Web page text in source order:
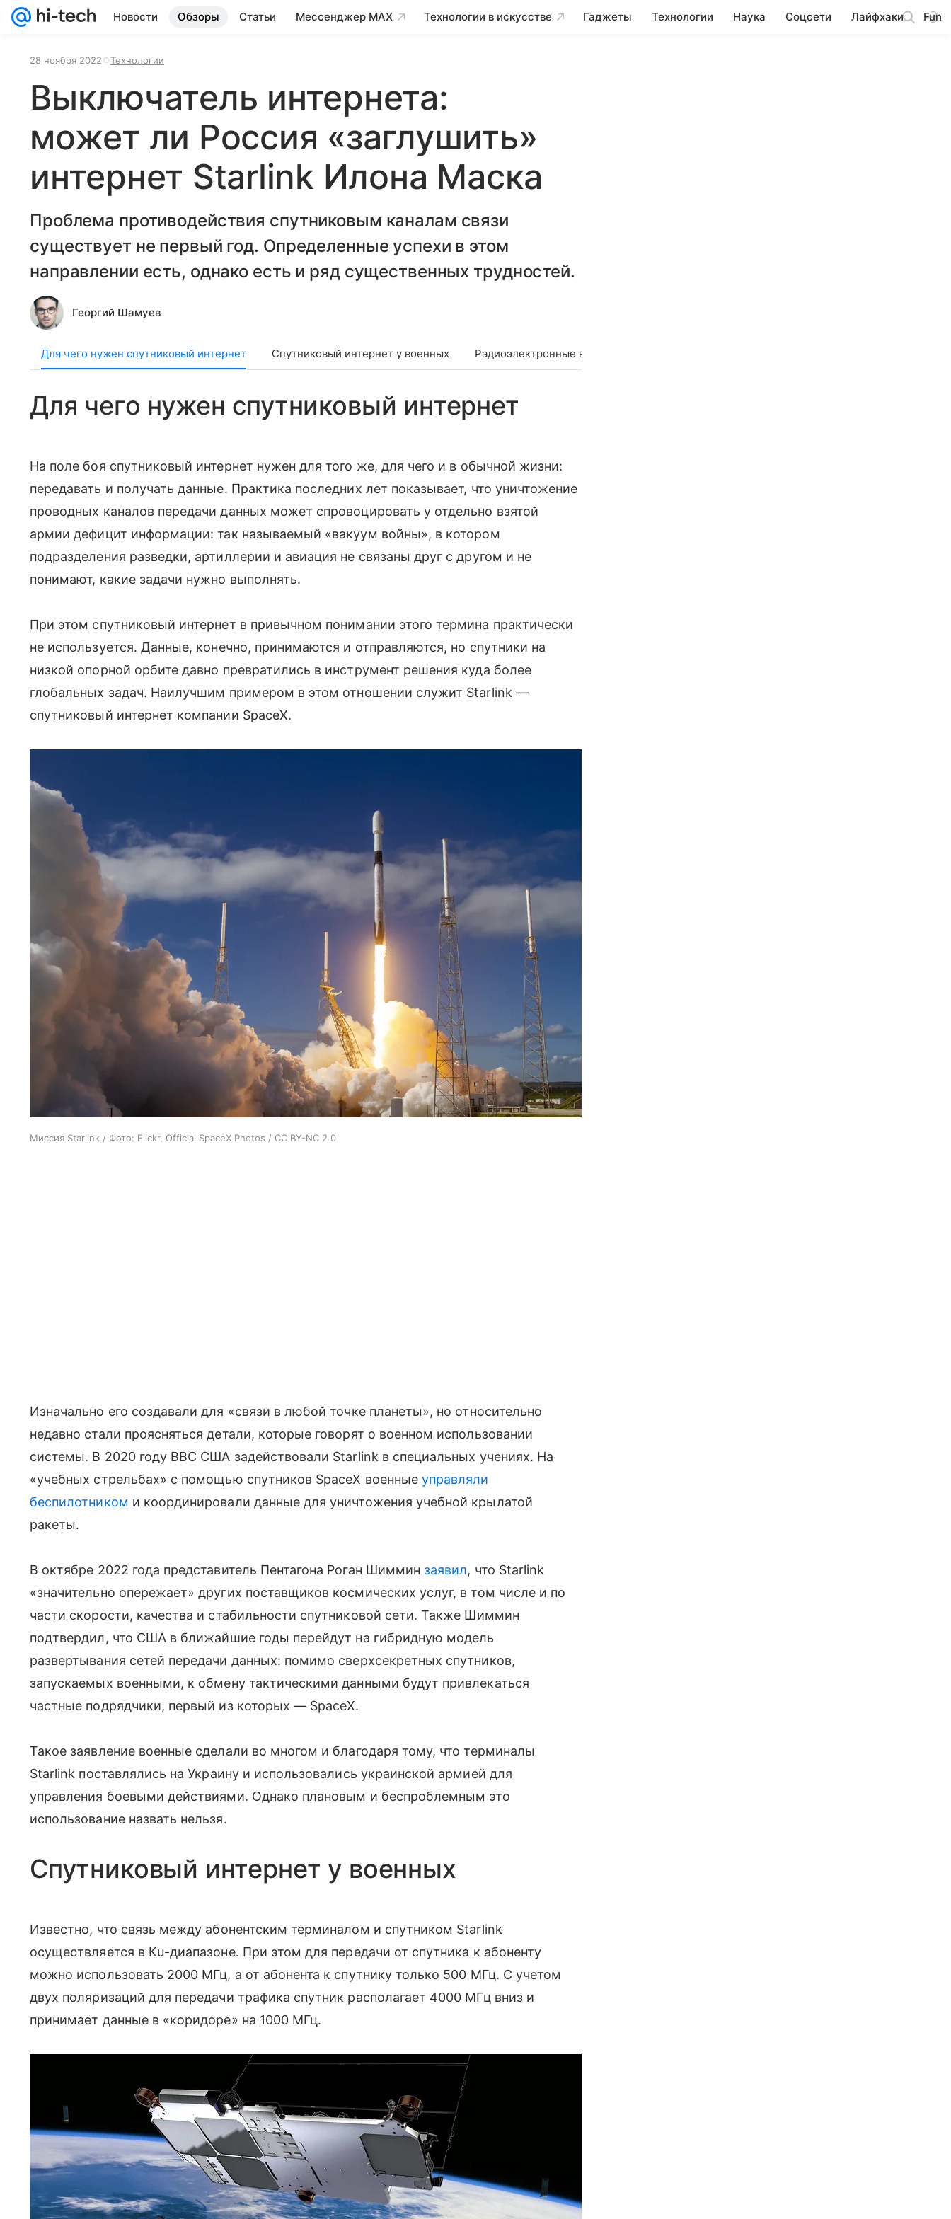
Новости Обзоры Статьи Мессенджер MAX Технологии в искусстве Гаджеты Технологии Наука Соцсети Лайфхаки Fun
28 ноября 2022 Технологии
Выключатель интернета:
может ли Россия «заглушить»
интернет Starlink Илона Маска
Проблема противодействия спутниковым каналам связи
существует не первый год. Определенные успехи в этом
направлении есть, однако есть и ряд существенных трудностей.
Георгий Шамуев
Для чего нужен спутниковый интернет Спутниковый интернет у военных Радиоэлектронные войска России
Для чего нужен спутниковый интернет
На поле боя спутниковый интернет нужен для того же, для чего и в обычной жизни:
передавать и получать данные. Практика последних лет показывает, что уничтожение
проводных каналов передачи данных может спровоцировать у отдельно взятой
армии дефицит информации: так называемый «вакуум войны», в котором
подразделения разведки, артиллерии и авиация не связаны друг с другом и не
понимают, какие задачи нужно выполнять.
При этом спутниковый интернет в привычном понимании этого термина практически
не используется. Данные, конечно, принимаются и отправляются, но спутники на
низкой опорной орбите давно превратились в инструмент решения куда более
глобальных задач. Наилучшим примером в этом отношении служит Starlink —
спутниковый интернет компании SpaceX.
Миссия Starlink / Фото: Flickr, Official SpaceX Photos / CC BY-NC 2.0
Изначально его создавали для «связи в любой точке планеты», но относительно
недавно стали проясняться детали, которые говорят о военном использовании
системы. В 2020 году ВВС США задействовали Starlink в специальных учениях. На
«учебных стрельбах» с помощью спутников SpaceX военные управляли
беспилотником и координировали данные для уничтожения учебной крылатой
ракеты.
В октябре 2022 года представитель Пентагона Роган Шиммин заявил, что Starlink
«значительно опережает» других поставщиков космических услуг, в том числе и по
части скорости, качества и стабильности спутниковой сети. Также Шиммин
подтвердил, что США в ближайшие годы перейдут на гибридную модель
развертывания сетей передачи данных: помимо сверхсекретных спутников,
запускаемых военными, к обмену тактическими данными будут привлекаться
частные подрядчики, первый из которых — SpaceX.
Такое заявление военные сделали во многом и благодаря тому, что терминалы
Starlink поставлялись на Украину и использовались украинской армией для
управления боевыми действиями. Однако плановым и беспроблемным это
использование назвать нельзя.
Спутниковый интернет у военных
Известно, что связь между абонентским терминалом и спутником Starlink
осуществляется в Кu-диапазоне. При этом для передачи от спутника к абоненту
можно использовать 2000 МГц, а от абонента к спутнику только 500 МГц. С учетом
двух поляризаций для передачи трафика спутник располагает 4000 МГц вниз и
принимает данные в «коридоре» на 1000 МГц.